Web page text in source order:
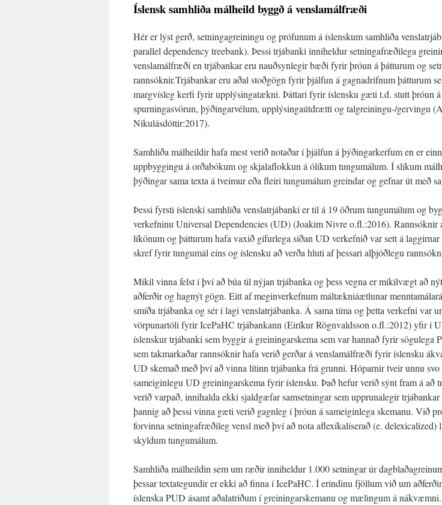
Íslensk samhliða málheild byggð á venslamálfræði
Hér er lýst gerð, setningagreiningu og prófunum á íslenskum samhliða
parallel dependency treebank). Þessi trjábanki inniheldur setningafræðilega
venslamálfræði en trjábankar eru nauðsynlegir bæði fyrir þróun á þátturum og
rannsóknir.Trjábankar eru aðal stoðgögn fyrir þjálfun á gagnadrifnum þátturum
margvísleg kerfi fyrir upplýsingatækni. Þáttari fyrir íslensku gæti t.d. stutt þróun
spurningasvörun, þýðingarvélum, upplýsingaútdrætti og talgreiningu-/gervingu
Nikulásdóttir:2017).
Samhliða málheildir hafa mest verið notaðar í þjálfun á þýðingarkerfum en er
uppbyggingu á orðabókum og skjalaflokkun á ólíkum tungumálum. Í slíkum
þýðingar sama texta á tveimur eða fleiri tungumálum greindar og gefnar út með
Þessi fyrsti íslenski samhliða venslatrjábanki er til á 19 öðrum tungumálum og
verkefninu Universal Dependencies (UD) (Joakim Nivre o.fl.:2016). Rannsóknir
líkönum og þátturum hafa vaxið gífurlega síðan UD verkefnið var sett á
skref fyrir tungumál eins og íslensku að verða hluti af þessari alþjóðlegu
Mikil vinna felst í því að búa til nýjan trjábanka og þess vegna er mikilvægt að
aðferðir og hagnýt gögn. Eitt af meginverkefnum máltækniáætlunar
smíða trjábanka og sér í lagi venslatrjábanka. Á sama tíma og þetta verkefni var
vörpunartóli fyrir IcePaHC trjábankann (Eiríkur Rögnvaldsson o.fl.:2012) yfir í
íslenskur trjábanki sem byggir á greiningarskema sem var hannað fyrir sögulega
sem takmarkaðar rannsóknir hafa verið gerðar á venslamálfræði fyrir íslensku
UD skemað með því að vinna lítinn trjábanka frá grunni. Hóparnir tveir unnu svo
sameiginlegu UD greiningarskema fyrir íslensku. Það hefur verið sýnt fram á að
verið varpað, innihalda ekki sjaldgæfar samsetningar sem upprunalegir
þannig að þessi vinna gæti verið gagnleg í þróun á sameiginlega skemanu. Við
forvinna setningafræðileg vensl með því að nota aflexíkalíserað (e. delexicalized)
skyldum tungumálum.
Samhliða málheildin sem um ræðir inniheldur 1.000 setningar úr
þessar textategundir er ekki að finna í IcePaHC. Í erindinu fjöllum við um
íslenska PUD ásamt aðalatriðum í greiningarskemanu og mælingum á